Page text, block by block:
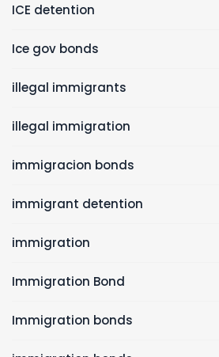
ICE detention
Ice gov bonds
illegal immigrants
illegal immigration
immigracion bonds
immigrant detention
immigration
Immigration Bond
Immigration bonds